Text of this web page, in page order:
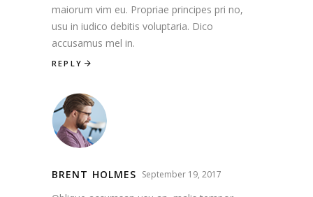
maiorum vim eu. Propriae principes pri no,
usu in iudico debitis voluptaria. Dico
accusamus mel in.
REPLY
BRENT HOLMES September 19, 2017